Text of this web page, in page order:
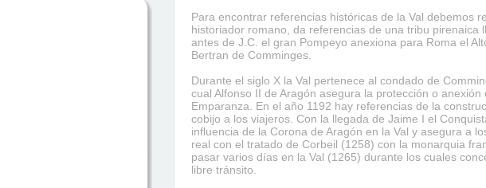
Para encontrar referencias históricas de la Val debemos
historiador romano, da referencias de una tribu pirenaica
antes de J.C. el gran Pompeyo anexiona para Roma el
Bertran de Comminges.
Durante el siglo X la Val pertenece al condado de
cual Alfonso II de Aragón asegura la protección o anexión
Emparanza. En el año 1192 hay referencias de la
cobijo a los viajeros. Con la llegada de Jaime I el
influencia de la Corona de Aragón en la Val y asegura a
real con el tratado de Corbeil (1258) con la monarquia
pasar varios días en la Val (1265) durante los cuales
libre tránsito.